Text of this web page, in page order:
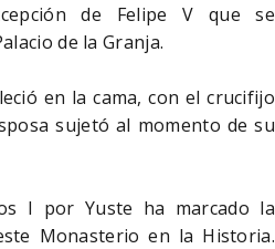
de Felipe V que se
de la Granja.
en la cama, con el crucifijo
sujetó al momento de su
I por Yuste ha marcado la
Monasterio en la Historia.